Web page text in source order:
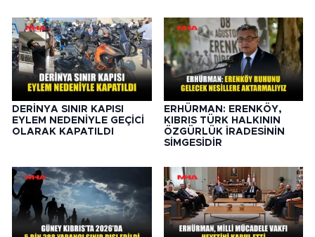
DERİNYA SINIR KAPISI
EYLEM NEDENİYLE GEÇİCİ
OLARAK KAPATILDI
ERHÜRMAN: ERENKÖY,
KIBRIS TÜRK HALKININ
ÖZGÜRLÜK İRADESİNİN
SİMGESİDİR